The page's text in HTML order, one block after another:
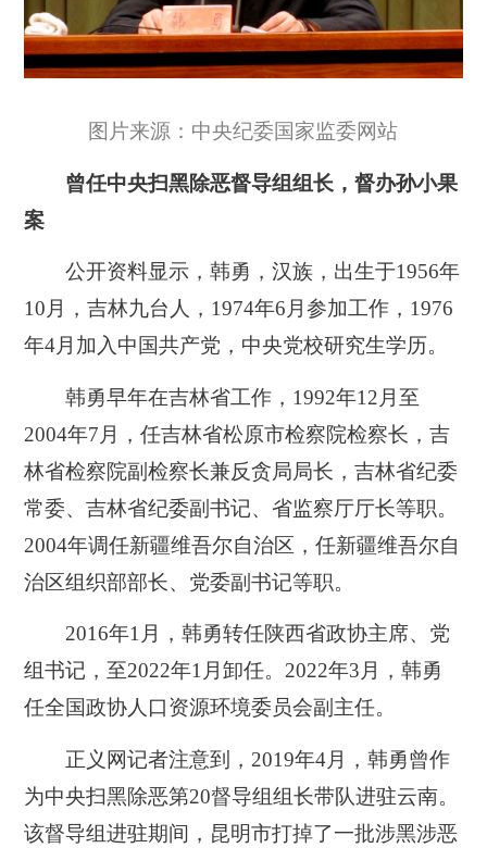
图片来源：中央纪委国家监委网站
曾任中央扫黑除恶督导组组长，督办孙小果
案
公开资料显示，韩勇，汉族，出生于1956年
10月，吉林九台人，1974年6月参加工作，1976
年4月加入中国共产党，中央党校研究生学历。
韩勇早年在吉林省工作，1992年12月至
2004年7月，任吉林省松原市检察院检察长，吉
林省检察院副检察长兼反贪局局长，吉林省纪委
常委、吉林省纪委副书记、省监察厅厅长等职。
2004年调任新疆维吾尔自治区，任新疆维吾尔自
治区组织部部长、党委副书记等职。
2016年1月，韩勇转任陕西省政协主席、党
组书记，至2022年1月卸任。2022年3月，韩勇
任全国政协人口资源环境委员会副主任。
正义网记者注意到，2019年4月，韩勇曾作
为中央扫黑除恶第20督导组组长带队进驻云南。
该督导组进驻期间，昆明市打掉了一批涉黑涉恶